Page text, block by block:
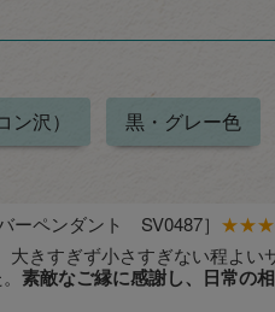
ン沢） 黒・グレー色
ペンダント SV0487］
大きすぎず小さすぎない程よい
素敵なご縁に感謝し、日常の